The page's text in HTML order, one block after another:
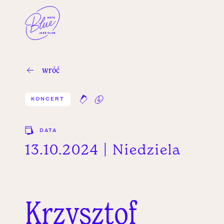
wróć
KONCERT
DATA
13.10.2024 | Niedziela
Krzysztof